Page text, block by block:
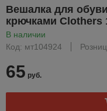
Вешалка для
крючками Clothers
В наличии
Код: мт104924
65 руб.